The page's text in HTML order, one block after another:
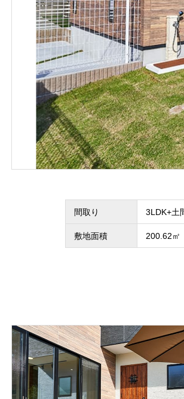
間取り 3LDK+土
敷地面積 200.62㎡